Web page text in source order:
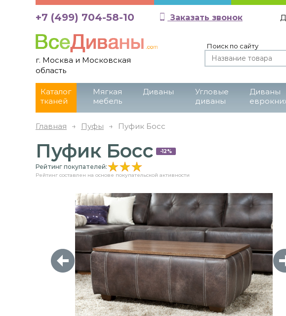
+7 (499) 704-58-10 Заказать звонок
г. Москва и Московская
область
Поиск по сайту
Каталог
тканей
Мягкая
мебель
Диваны
Угловые
диваны
Диваны
Главная → Пуфы → Пуфик Босс
Пуфик Босс -12%
Рейтинг покупателей:
Рейтинг составлен на основе покупательской активности